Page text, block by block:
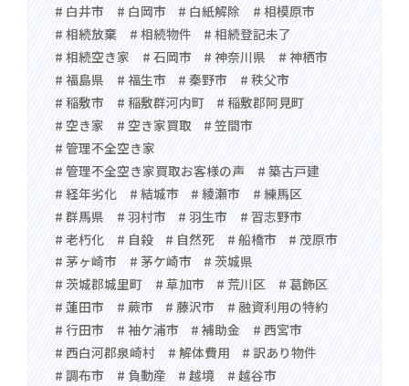
# 白井市
# 白岡市 # 白紙解除
# 相模原市
# 相続放棄
# 相続物件
# 相続登記未了
# 相続空き家
# 石岡市 # 神奈川県
# 神栖市
# 福島県
# 福生市 # 秦野市
# 秩父市
# 稲敷市
# 稲敷群河内町
# 稲敷郡阿見町
# 空き家
# 空き家買取
# 笠間市
# 管理不全空き家
# 管理不全空き家買取お客様の声
# 築古戸建
# 経年劣化
# 結城市 # 綾瀬市
# 練馬区
# 群馬県
# 羽村市 # 羽生市
# 習志野市
# 老朽化
# 自殺 # 自然死 # 船橋市
# 茂原市
# 茅ヶ崎市
# 茅ケ崎市
# 茨城県
# 茨城郡城里町
# 草加市 # 荒川区
# 葛飾区
# 蓮田市
# 蕨市 # 藤沢市
# 融資利用の特約
# 行田市
# 袖ケ浦市 # 補助金
# 西宮市
# 西白河郡泉崎村
# 解体費用
# 訳あり物件
# 調布市
# 負動産 # 越境
# 越谷市